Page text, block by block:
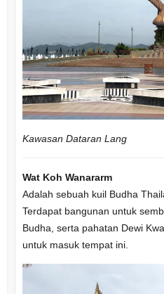
Kawasan Dataran Lang
Wat Koh Wanararm
Adalah sebuah kuil Budha
Terdapat bangunan untuk
Budha, serta pahatan Dewi
untuk masuk tempat ini.